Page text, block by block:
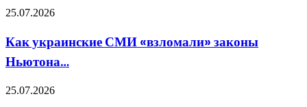
фазу
глобальной
цифровой
инфраструктуры»
Как
СМИ
«взломали»
законы
25.07.2026
Как украинские СМИ «взломали» законы
Ньютона…
На
25.07.2026